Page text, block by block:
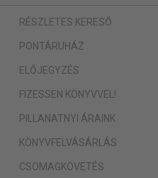
RÉSZLETES KERESŐ
PONTÁRUHÁZ
ELŐJEGYZÉS
FIZESSEN KÖNYVVEL!
PILLANATNYI ÁRAINK
KÖNYVFELVÁSÁRLÁS
CSOMAGKÖVETÉS